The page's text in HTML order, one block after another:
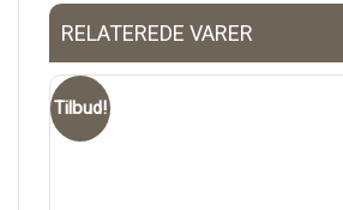
RELATEREDE VARER
Tilbud!